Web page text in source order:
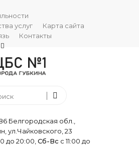
услуг
Карта сайта
Контакты
Белгородская обл.,
ул.Чайковского, 23
до 20:00, Сб-Вс с 11:00 до